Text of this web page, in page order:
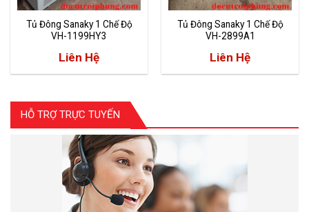
Tủ Đông Sanaky 1 Chế Độ
VH-1199HY3
Liên Hệ
Tủ Đông Sanaky 1 Chế Độ
VH-2899A1
Liên Hệ
HỖ TRỢ TRỰC TUYẾN